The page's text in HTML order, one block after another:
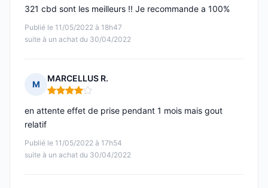
Publié le 11/05/2022 à 18h47
suite à un achat du 30/04/2022
321 cbd sont les meilleurs !! Je recommande a 100%
M
MARCELLUS R.
Note : 4 sur 5
Publié le 11/05/2022 à 17h54
suite à un achat du 30/04/2022
en attente effet de prise pendant 1 mois mais gout
relatif